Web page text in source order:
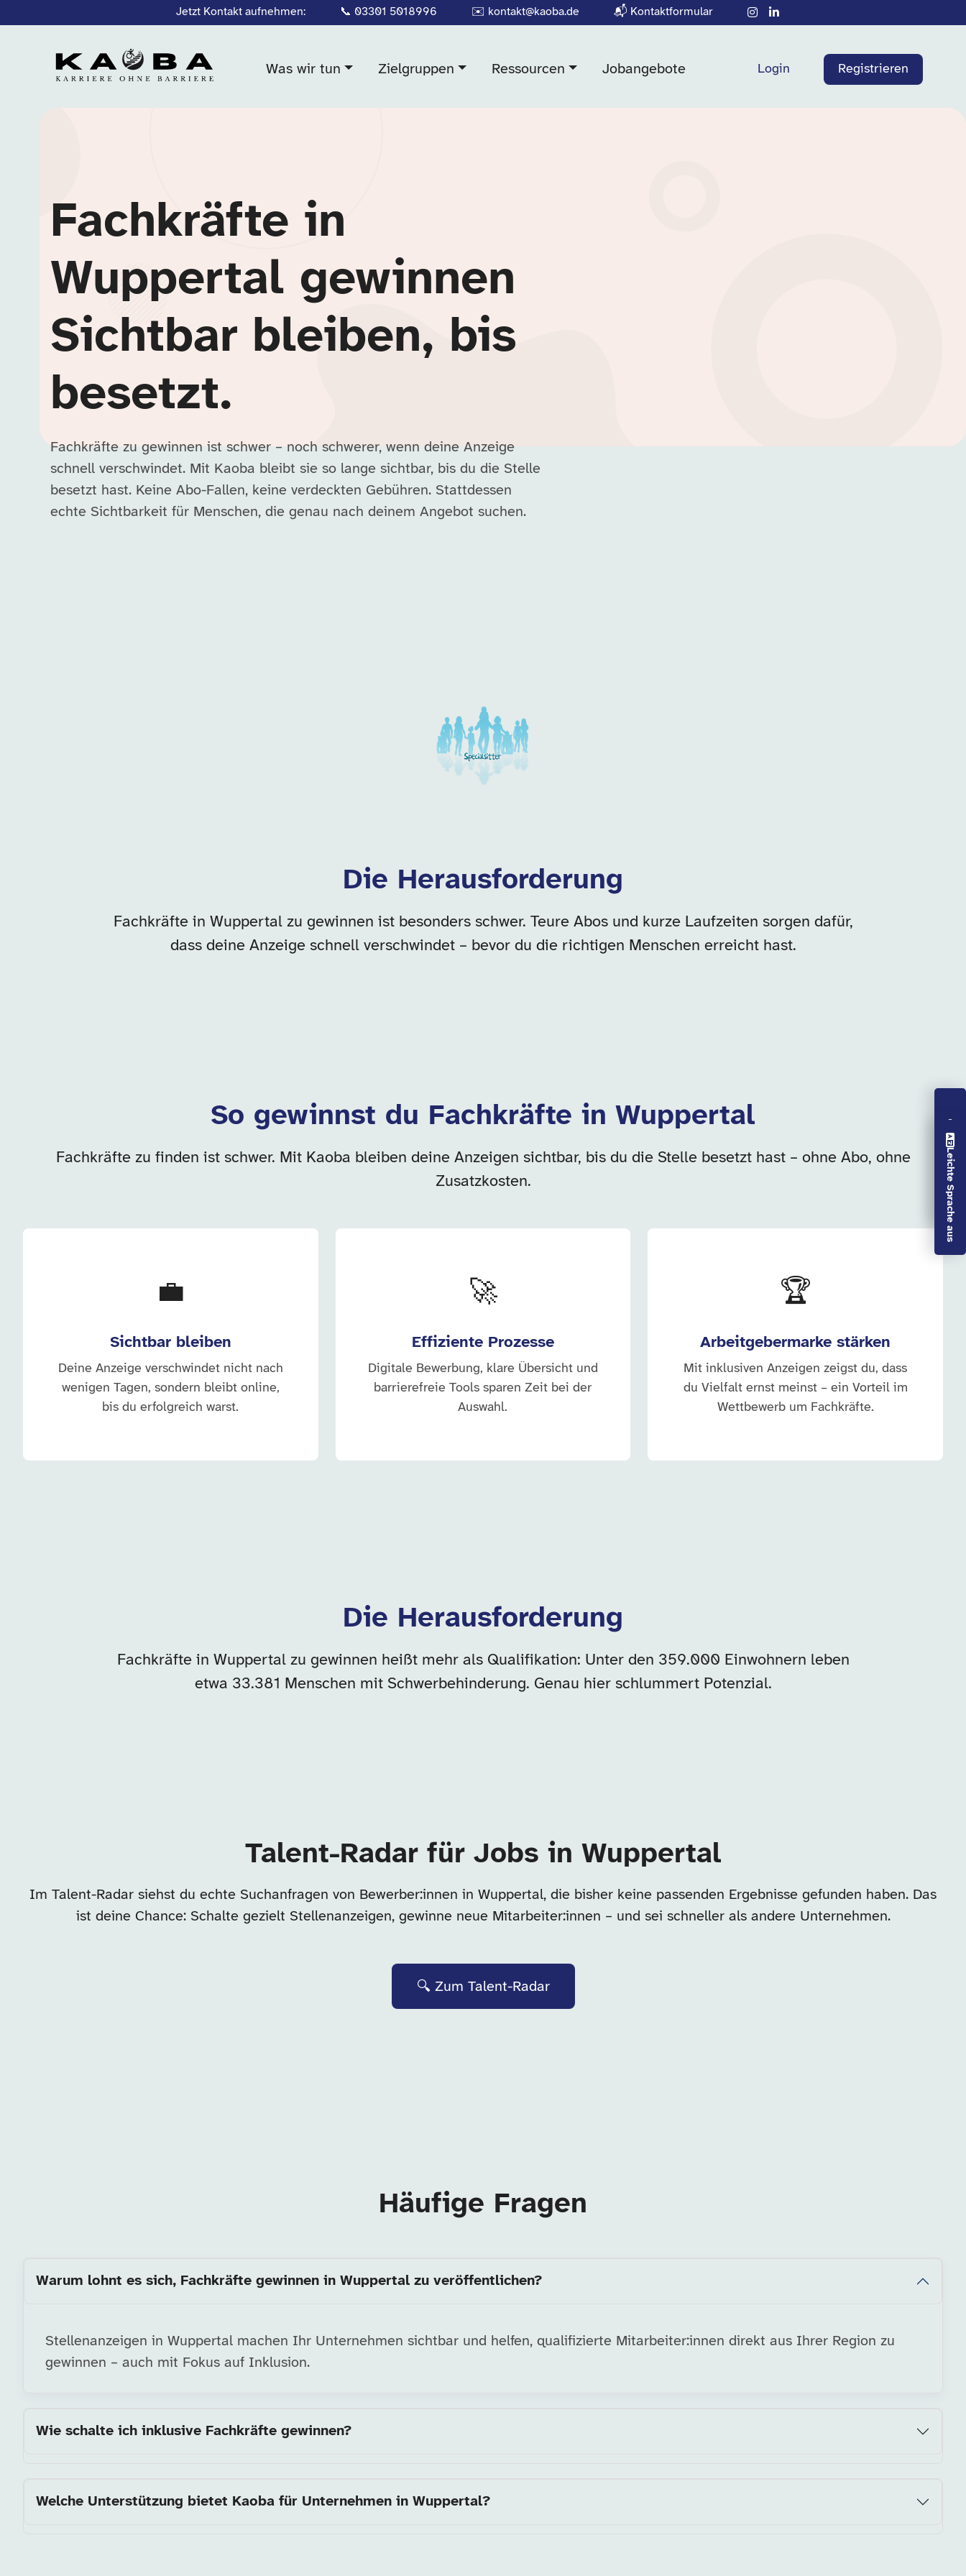
Vorlesen aus
Leichte Sprache aus
Jetzt Kontakt aufnehmen: 📞 03301 5018996 ✉️ kontakt@kaoba.de 📬 Kontaktformular
Was wir tun Zielgruppen Ressourcen Jobangebote Login Registrieren
Fachkräfte in
Wuppertal gewinnen
Sichtbar bleiben, bis
besetzt.
Fachkräfte zu gewinnen ist schwer – noch schwerer, wenn deine Anzeige
schnell verschwindet. Mit Kaoba bleibt sie so lange sichtbar, bis du die Stelle
besetzt hast. Keine Abo-Fallen, keine verdeckten Gebühren. Stattdessen
echte Sichtbarkeit für Menschen, die genau nach deinem Angebot suchen.
Unsere Arbeitgeber in dieser Kategorie
Die Herausforderung
Fachkräfte in Wuppertal zu gewinnen ist besonders schwer. Teure Abos und kurze Laufzeiten sorgen dafür,
dass deine Anzeige schnell verschwindet – bevor du die richtigen Menschen erreicht hast.
So gewinnst du Fachkräfte in Wuppertal
Fachkräfte zu finden ist schwer. Mit Kaoba bleiben deine Anzeigen sichtbar, bis du die Stelle besetzt hast – ohne Abo, ohne
Zusatzkosten.
💼
Sichtbar bleiben
Deine Anzeige verschwindet nicht nach
wenigen Tagen, sondern bleibt online,
bis du erfolgreich warst.
🚀
Effiziente Prozesse
Digitale Bewerbung, klare Übersicht und
barrierefreie Tools sparen Zeit bei der
Auswahl.
🏆
Arbeitgebermarke stärken
Mit inklusiven Anzeigen zeigst du, dass
du Vielfalt ernst meinst – ein Vorteil im
Wettbewerb um Fachkräfte.
Die Herausforderung
Fachkräfte in Wuppertal zu gewinnen heißt mehr als Qualifikation: Unter den 359.000 Einwohnern leben
etwa 33.381 Menschen mit Schwerbehinderung. Genau hier schlummert Potenzial.
Talent-Radar für Jobs in Wuppertal
Im Talent-Radar siehst du echte Suchanfragen von Bewerber:innen in Wuppertal, die bisher keine passenden Ergebnisse gefunden haben. Das
ist deine Chance: Schalte gezielt Stellenanzeigen, gewinne neue Mitarbeiter:innen – und sei schneller als andere Unternehmen.
🔍 Zum Talent-Radar
Häufige Fragen
Warum lohnt es sich, Fachkräfte gewinnen in Wuppertal zu veröffentlichen?
Stellenanzeigen in Wuppertal machen Ihr Unternehmen sichtbar und helfen, qualifizierte Mitarbeiter:innen direkt aus Ihrer Region zu
gewinnen – auch mit Fokus auf Inklusion.
Wie schalte ich inklusive Fachkräfte gewinnen?
Welche Unterstützung bietet Kaoba für Unternehmen in Wuppertal?